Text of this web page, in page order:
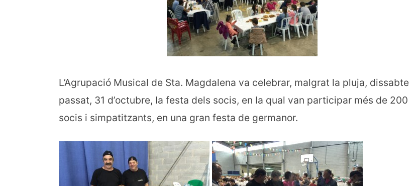
L’Agrupació Musical de Sta. Magdalena va celebrar, malgrat la pluja, dissabte
passat, 31 d’octubre, la festa dels socis, en la qual van participar més de 200
socis i simpatitzants, en una gran festa de germanor.